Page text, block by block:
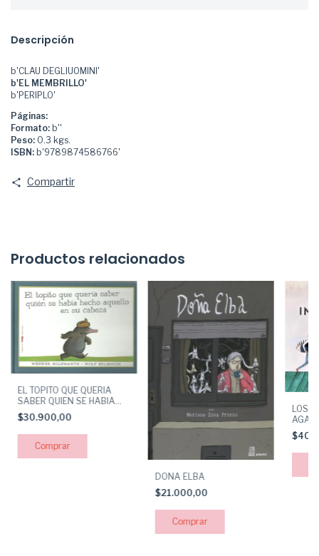
Descripción
b'CLAU DEGLIUOMINI'
b'EL MEMBRILLO'
b'PERIPLO'
Páginas:
Formato: b''
Peso: 0.3 kgs.
ISBN: b'9789874586766'
Compartir
Productos relacionados
EL TOPITO QUE QUERIA
SABER QUIEN SE HABIA
HECHO AQUELLO EN SU
CABEZA
$30.900,00
DONA ELBA
$21.000,00
LOST